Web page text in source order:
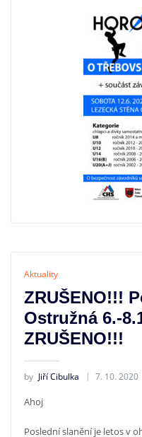
Aktuality
ZRUŠENO!!!
Ostružná 6.-
ZRUŠENO!!!
by Jiří Cibulka 7. 10. 2020
Ahoj
Poslední slanění je letos v